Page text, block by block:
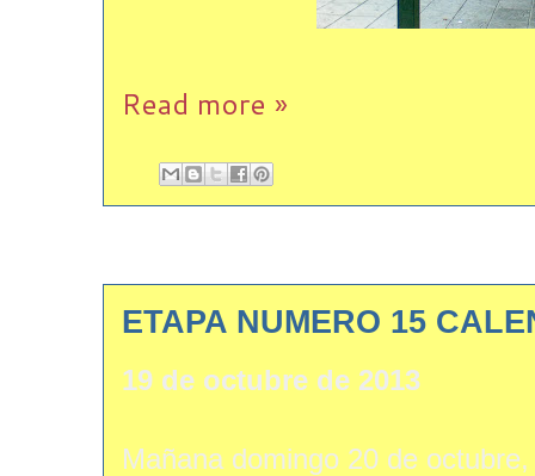
Read more »
ETAPA NUMERO 15
19 de octubre de 2013
Mañana domingo 20 de